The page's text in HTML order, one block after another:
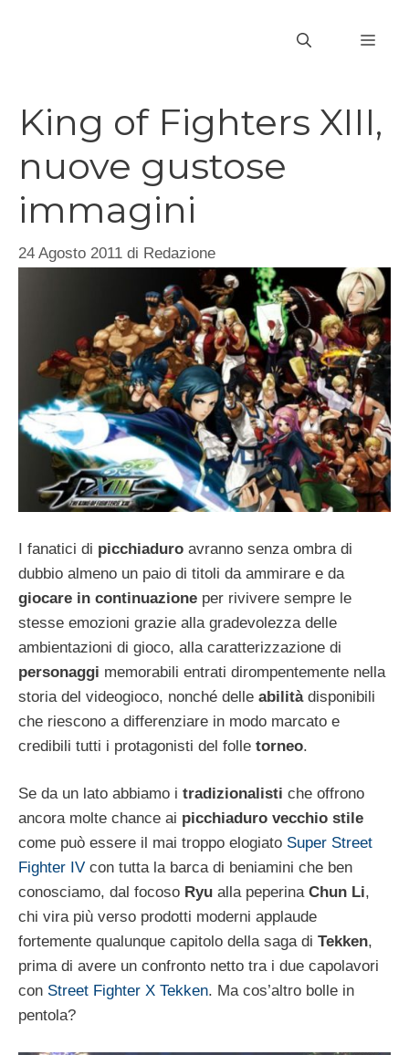
King of Fighters XIII,
nuove gustose
immagini
24 Agosto 2011 di Redazione
I fanatici di picchiaduro avranno senza ombra di
dubbio almeno un paio di titoli da ammirare e da
giocare in continuazione per rivivere sempre le
stesse emozioni grazie alla gradevolezza delle
ambientazioni di gioco, alla caratterizzazione di
personaggi memorabili entrati dirompentemente nella
storia del videogioco, nonché delle abilità disponibili
che riescono a differenziare in modo marcato e
credibili tutti i protagonisti del folle torneo.
Se da un lato abbiamo i tradizionalisti che offrono
ancora molte chance ai picchiaduro vecchio stile
come può essere il mai troppo elogiato Super Street
Fighter IV con tutta la barca di beniamini che ben
conosciamo, dal focoso Ryu alla peperina Chun Li,
chi vira più verso prodotti moderni applaude
fortemente qualunque capitolo della saga di Tekken,
prima di avere un confronto netto tra i due capolavori
con Street Fighter X Tekken. Ma cos’altro bolle in
pentola?